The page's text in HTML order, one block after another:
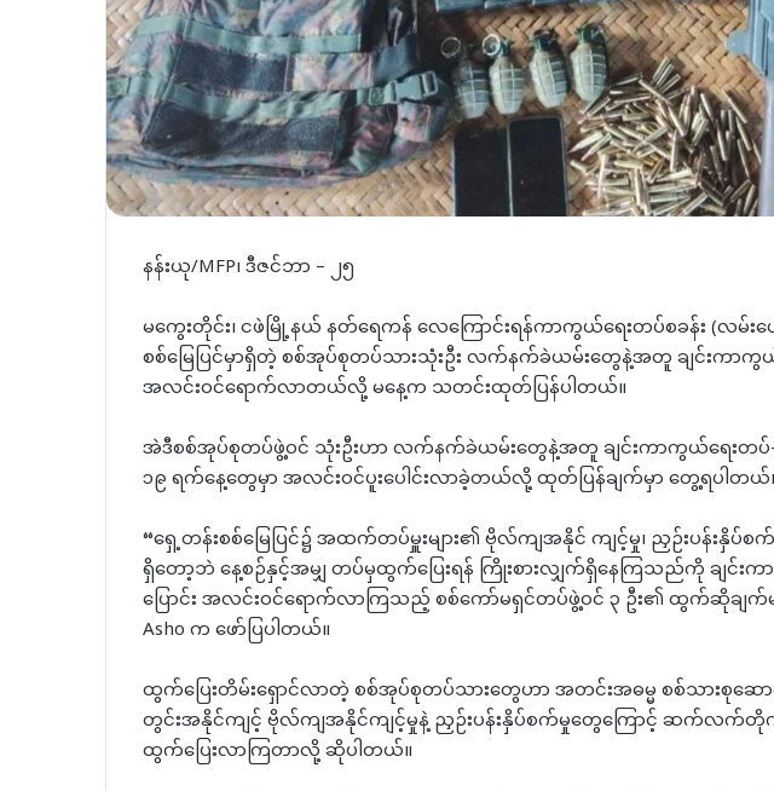
နန်းယု/MFP၊ ဒီဇင်ဘာ – ၂၅
မကွေးတိုင်း၊ ငဖဲမြို့နယ် နတ်ရေကန် လေကြောင်းရန်ကာကွယ်ရေးတပ်စခန်း (လမ်း
စစ်မြေပြင်မှာရှိတဲ့ စစ်အုပ်စုတပ်သားသုံးဦး လက်နက်ခဲယမ်းတွေနဲ့အတူ ချင်းကာကွ
အလင်းဝင်ရောက်လာတယ်လို့ မနေ့က သတင်းထုတ်ပြန်ပါတယ်။
အဲဒီစစ်အုပ်စုတပ်ဖွဲ့ဝင် သုံးဦးဟာ လက်နက်ခဲယမ်းတွေနဲ့အတူ ချင်းကာကွယ်ရေးတ
၁၉ ရက်နေ့တွေမှာ အလင်းဝင်ပူးပေါင်းလာခဲ့တယ်လို့ ထုတ်ပြန်ချက်မှာ တွေ့ရပါတယ်
“ရှေ့တန်းစစ်မြေပြင်၌ အထက်တပ်မှူးများ၏ ဗိုလ်ကျအနိုင် ကျင့်မှု၊ ညှဉ်းပန်း
ရှိတော့ဘဲ နေ့စဉ်နှင့်အမျှ တပ်မှထွက်ပြေးရန် ကြိုးစားလျှက်ရှိနေကြသည်ကို ချင်
ပြောင်း အလင်းဝင်ရောက်လာကြသည့် စစ်ကော်မရှင်တပ်ဖွဲ့ဝင် ၃ ဦး၏ ထွက်ဆိုချက်
Asho က ဖော်ပြပါတယ်။
ထွက်ပြေးတိမ်းရှောင်လာတဲ့ စစ်အုပ်စုတပ်သားတွေဟာ အတင်းအဓမ္မ စစ်သားစုဆ
တွင်းအနိုင်ကျင့် ဗိုလ်ကျအနိုင်ကျင့်မှုနဲ့ ညှဉ်းပန်းနှိပ်စက်မှုတွေကြောင့် ဆက်လက်
ထွက်ပြေးလာကြတာလို့ ဆိုပါတယ်။